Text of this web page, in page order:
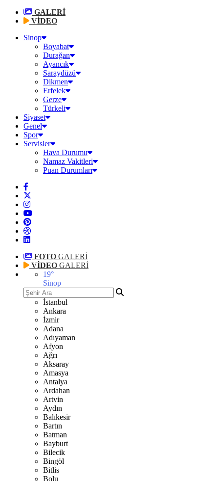
GALERİ
VİDEO
Sinop
Boyabat
Durağan
Ayancık
Saraydüzü
Dikmen
Erfelek
Gerze
Türkeli
Siyaset
Genel
Spor
Servisler
Hava Durumu
Namaz Vakitleri
Puan Durumları
FOTO GALERİ
VİDEO GALERİ
19°
Sinop
İstanbul
Ankara
İzmir
Adana
Adıyaman
Afyon
Ağrı
Aksaray
Amasya
Antalya
Ardahan
Artvin
Aydın
Balıkesir
Bartın
Batman
Bayburt
Bilecik
Bingöl
Bitlis
Bolu